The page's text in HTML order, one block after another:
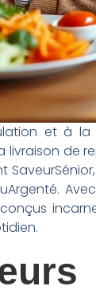
et à
livraison de